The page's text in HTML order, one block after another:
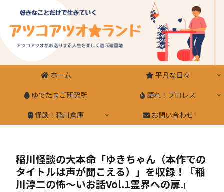
ホーム
平凡な日々
ゆでたまご研究所
語れ！プロレス
怪談！稲川倉庫
お問い合わせ
稲川怪談の大本命「ゆきちゃん（本作での
タイトルは声が聞こえる）」を収録！『稲
川淳二の怖～いお話Vol.1霊界への扉』